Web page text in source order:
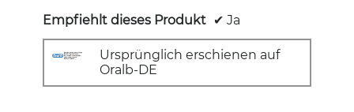
Empfiehlt dieses Produkt ✔ Ja
Ursprünglich erschienen auf
Oralb-DE